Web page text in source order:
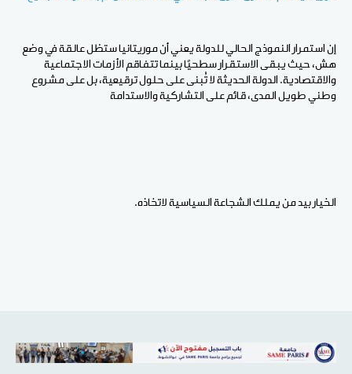
إن استمرار النموذج الحالي للدولة يعني أن موريتانيا ستظل عالقة في وضع
هش، حيث يبقى الاستقرار سطحيًا بينما تتفاقم الأزمات الاجتماعية
والاقتصادية. الدولة الحديثة لا تُبنى على حلول ترقيعية، بل على مشروع
وطني طويل المدى، قائم على التشاركية والاستدامة
الخيار بيد من يملك الشجاعة السياسية لاتخاذه.